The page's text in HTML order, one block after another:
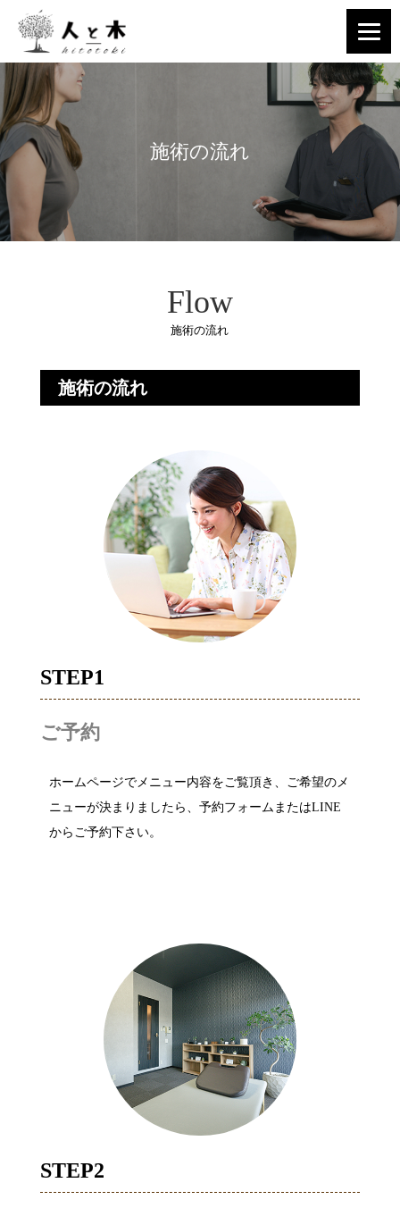
施術の流れ
Flow
施術の流れ
施術の流れ
STEP1
ご予約
ホームページでメニュー内容をご覧頂き、ご希望のメ
ニューが決まりましたら、予約フォームまたはLINE
からご予約下さい。
STEP2